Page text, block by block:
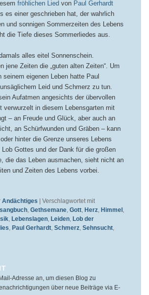
fröhlichen Lied von Paul Gerhardt
es einer geschrieben hat, der wahrlich
und sonnigen Sommerzeiten des Lebens
die Tiefe dieses Sommerliedes aus.
alles eitel Sonnenschein.
jene Zeiten die „guten alten Zeiten“. Um
seinem eigenen Leben hatte Paul
Leid und Schmerz zu tun.
Aufatmen angesichts der übervollen
verwurzelt in diesem Lebensgarten mit
– an Freude und Glück, aber auch an
an Schürfwunden und Gräben – kann
hinter die Grenze unseres Lebens
Gottes und der Dank für die großen
die das Leben ausmachen, sieht nicht an
und Zeiten des Lebens vorbei.
Andächtiges
Verschlagwortet mit
, Gethsemane, Gott, Herz, Himmel ,
, Lebenslagen, Leiden, Lob der
, Paul Gerhardt, Schmerz, Sehnsucht,
Adresse an, um diesen Blog zu
über neue Beiträge via E-